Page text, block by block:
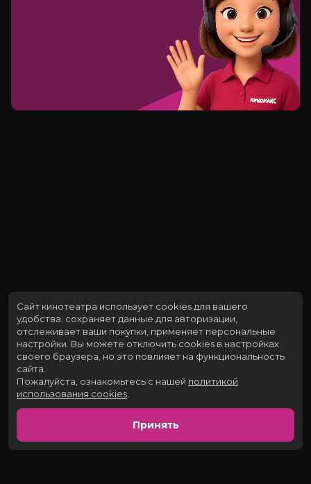
Сайт кинотеатра использует cookies для вашего
удобства: сохраняет данные для авторизации,
отслеживает ваши покупки, применяет персональные
настройки. Вы можете отключить cookies в настройках
своего браузера, но это повлияет на функциональность
сайта.
Пожалуйста, ознакомьтесь с нашей политикой
использования cookies
Принять